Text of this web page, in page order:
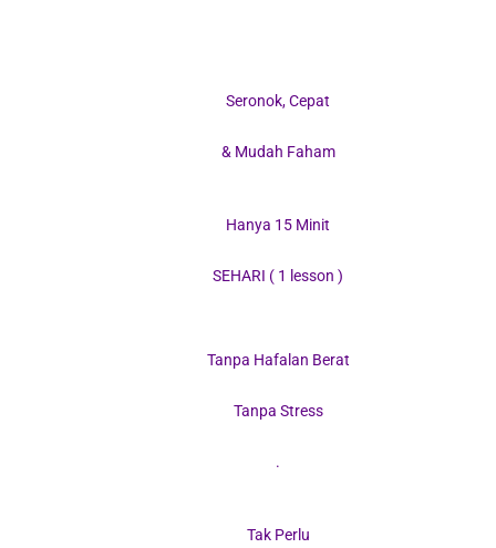
Seronok, Cepat
& Mudah Faham
Hanya 15 Minit
SEHARI ( 1 lesson )
Tanpa Hafalan Berat
Tanpa Stress
.
Tak Perlu